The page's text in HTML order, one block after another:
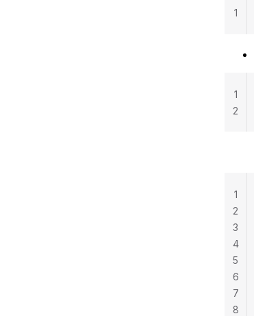
1
1
2
1
2
3
4
5
6
7
8